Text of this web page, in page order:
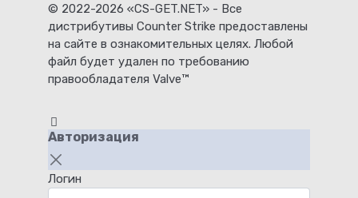
© 2022-2026 «CS-GET.NET» - Все
дистрибутивы Counter Strike предоставлены
на сайте в ознакомительных целях. Любой
файл будет удален по требованию
правообладателя Valve™
Авторизация
Логин